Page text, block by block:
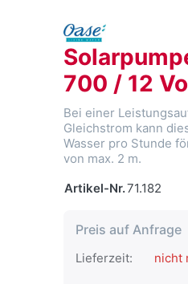
700 / 12
Bei einer
Gleichstrom kann
Wasser pro Stunde
von max. 2 m.
Artikel-Nr.71.182
Preis auf Anfrage
Lieferzeit: nicht